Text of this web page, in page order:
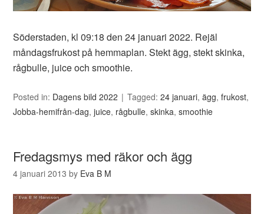
Söderstaden, kl 09:18 den 24 januari 2022. Rejäl
måndagsfrukost på hemmaplan. Stekt ägg, stekt skinka,
rågbulle, juice och smoothie.
Posted in: Dagens bild 2022 Tagged:24 januari,ägg,frukost,
Jobba-hemifrån-dag,juice, rågbulle,skinka,smoothie
Fredagsmys med räkor och ägg
4 januari 2013 by Eva B M